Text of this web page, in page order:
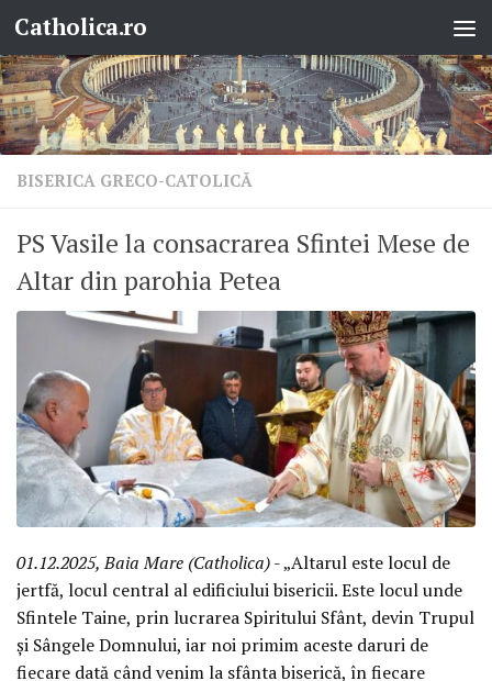
Skip to content
Catholica.ro
BISERICA GRECO-CATOLICĂ
PS Vasile la consacrarea Sfintei Mese de
Altar din parohia Petea
01.12.2025, Baia Mare (Catholica)- „Altarul este locul de
jertfă, locul central al edificiului bisericii. Este locul unde
Sfintele Taine, prin lucrarea Spiritului Sfânt, devin Trupul
și Sângele Domnului, iar noi primim aceste daruri de
fiecare dată când venim la sfânta biserică, în fiecare